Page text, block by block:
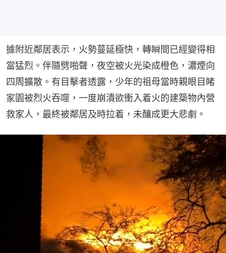
據附近鄰居表示，火勢蔓延極快，轉瞬間已經變得相
當猛烈。伴隨劈啪聲，夜空被火光染成橙色，濃煙向
四周擴散。有目擊者透露，少年的祖母當時親眼目睹
家園被烈火吞噬，一度崩潰欲衝入着火的建築物內營
救家人，最終被鄰居及時拉着，未釀成更大悲劇。